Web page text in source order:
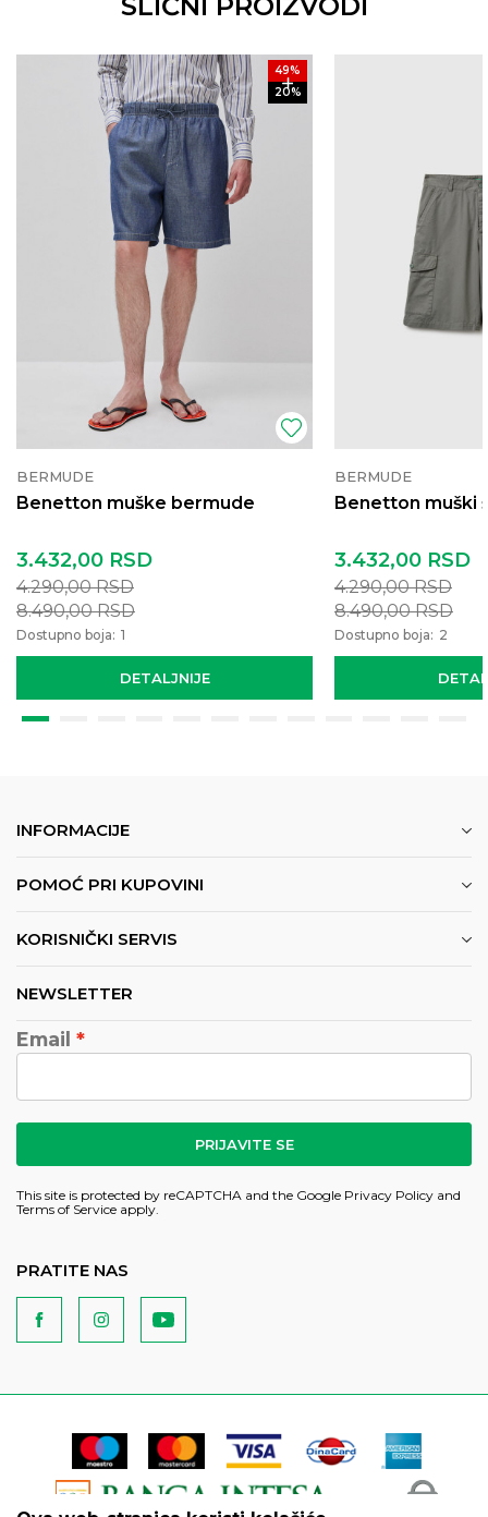
49%
20%
BERMUDE
Benetton muške bermude
DETALJNIJE
3.432,00 RSD
4.290,00RSD
8.490,00RSD
Dostupno boja: 1
BERMUDE
Benetton muški
3.432,00 RSD
4.290,00RSD
8.490,00RSD
Dostupno boja: 2
INFORMACIJE
POMOĆ PRI KUPOVINI
KORISNIČKI SERVIS
NEWSLETTER
Email
PRIJAVITE SE
This site is protected by reCAPTCHA and the Google Privacy Policy and
Terms of Service apply.
PRATITE NAS